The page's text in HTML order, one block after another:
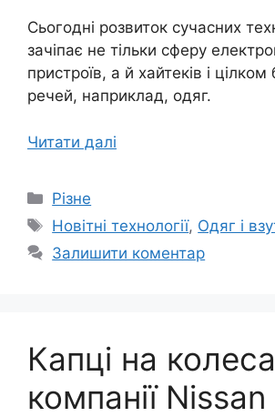
Сьогодні розвиток сучасних
зачіпає не тільки сферу
пристроїв, а й хайтеків і
речей, наприклад, одяг.
Читати далі
Категорії
Різне
Позначки
Новітні технології, Одяг і
Залишити коментар
Капці на
компанії Nissan